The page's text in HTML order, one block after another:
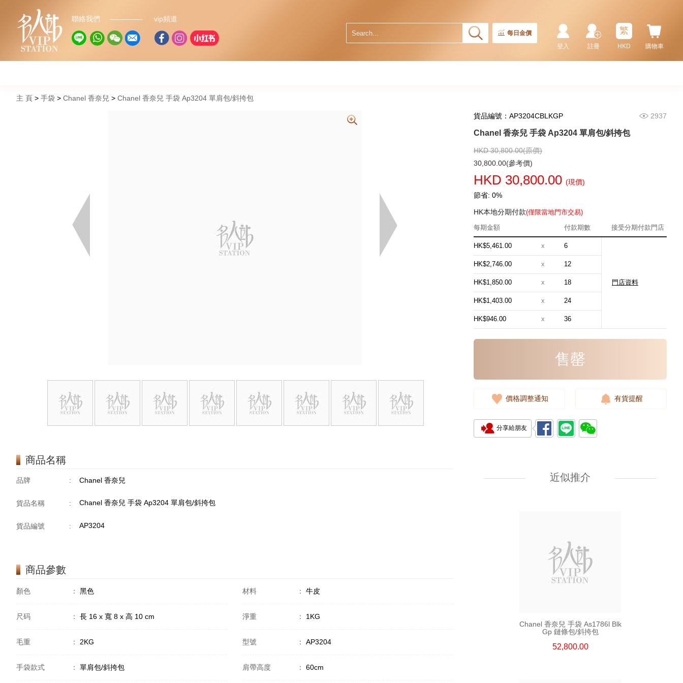
聯絡我們 vip頻道
每日金價
購物車
繁
HKD
註冊
登入
主 頁 手袋 Chanel 香奈兒 Chanel 香奈兒 手袋 Ap3204 單肩包/斜挎包
商品名稱
品牌 : Chanel 香奈兒
貨品名稱 : Chanel 香奈兒 手袋 Ap3204 單肩包/斜挎包
貨品編號 : AP3204
商品參數
顏色 ： 黑色 材料 ： 牛皮
尺码 ： 長 16 x 寬 8 x 高 10 cm 淨重 ： 1KG
毛重 ： 2KG 型號 ： AP3204
手袋款式 ： 單肩包/斜挎包 肩帶高度 ： 60cm
貨品編號：AP3204CBLKGP 2937
Chanel 香奈兒 手袋 Ap3204 單肩包/斜挎包
HKD 30,800.00(原價)
30,800.00(參考價)
HKD 30,800.00 (現價)
節省: 0%
HK本地分期付款(僅限當地門市交易)
每期金額
付款期數 接受分期付款門店
HK$5,461.00 x 6
門店資料
HK$2,746.00 x 12
HK$1,850.00 x 18
HK$1,403.00 x 24
HK$946.00 x 36
售罄
價格調整通知 有貨提醒
分享給朋友
近似推介
Chanel 香奈兒 手袋 As5293
單肩包/手提包
Chanel 香奈兒 手袋 As5631
54,800.00
55,800.00
Chanel 香奈兒 手袋 As1786l Blk
Gp 鏈條包/斜挎包
52,800.00